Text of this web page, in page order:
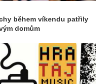
během víkendu patřily
domům